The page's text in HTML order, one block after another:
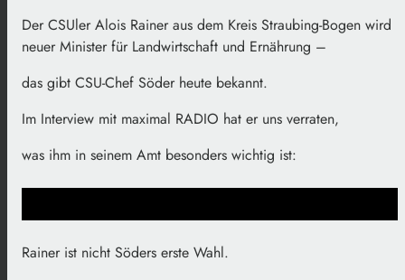
Der CSUler Alois Rainer aus dem Kreis Straubing-Bogen wird
neuer Minister für Landwirtschaft und Ernährung –
das gibt CSU-Chef Söder heute bekannt.
Im Interview mit maximal RADIO hat er uns verraten,
was ihm in seinem Amt besonders wichtig ist:
Rainer ist nicht Söders erste Wahl.